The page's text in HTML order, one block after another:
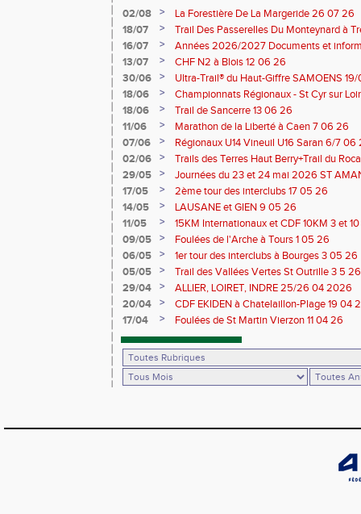
02/08 >
La Forestière De La Margeride 26 07 26
18/07
>
Trail Des Passerelles Du Monteynard à
16/07
>
Années 2026/2027 Documents et
13/07
>
CHF N2 à Blois 12 06 26
30/06
>
Ultra-Trail® du Haut-Giffre SAMOENS
18/06
>
Championnats Régionaux - St Cyr sur
Saran 13/14 06 26
18/06 >
Trail de Sancerre 13 06 26
11/06
>
Marathon de la Liberté à Caen 7 06 26
07/06
>
Régionaux U14 Vineuil U16 Saran 6/7 06
02/06
>
Trails des Terres Haut Berry+Trail du
du Berry 30/31 05 2026
29/05 >
Journées du 23 et 24 mai 2026 ST
17/05
>
2ème tour des interclubs 17 05 26
14/05
>
LAUSANE et GIEN 9 05 26
11/05
>
15KM Internationaux et CDF 10KM 3 et
09/05
>
Foulées de l'Arche à Tours 1 05 26
06/05
>
1er tour des interclubs à Bourges 3 05 26
05/05
>
Trail des Vallées Vertes St Outrille 3 5 26
29/04
>
ALLIER, LOIRET, INDRE 25/26 04 2026
20/04
>
CDF EKIDEN à Chatelaillon-Plage 19 04
17/04
> Foulées de St Martin Vierzon 11 04 26